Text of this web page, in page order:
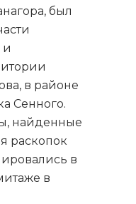
был
и
в районе
Сенного.
найденные
раскопок
в
в